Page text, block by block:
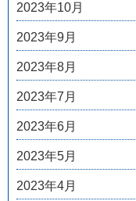
2023年10月
2023年9月
2023年8月
2023年7月
2023年6月
2023年5月
2023年4月